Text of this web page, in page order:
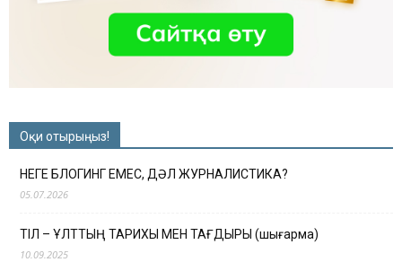
Оқи отырыңыз!
НЕГЕ БЛОГИНГ ЕМЕС, ДӘЛ ЖУРНАЛИСТИКА?
05.07.2026
ТІЛ – ҰЛТТЫҢ ТАРИХЫ МЕН ТАҒДЫРЫ (шығарма)
10.09.2025